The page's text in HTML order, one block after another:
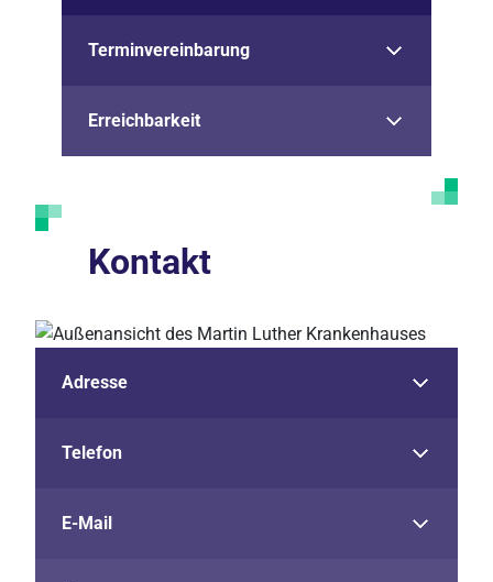
Terminvereinbarung
Erreichbarkeit
Kontakt
Adresse
Telefon
E-Mail